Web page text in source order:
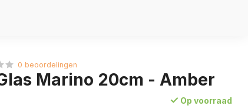
0 beoordelingen
Marino 20cm - Amber
Op voorraad